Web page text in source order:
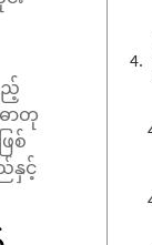
ည့်
ာတု
စ်
နှင့်